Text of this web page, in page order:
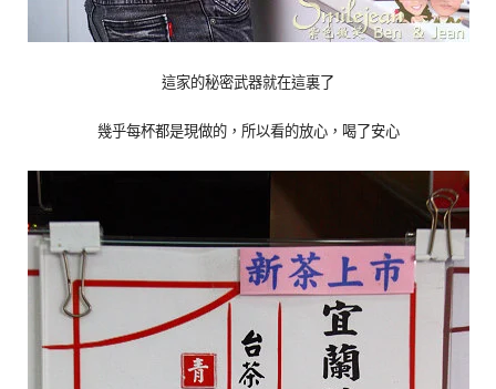
這家的秘密武器就在這裏了
幾乎每杯都是現做的，所以看的放心，喝了安心